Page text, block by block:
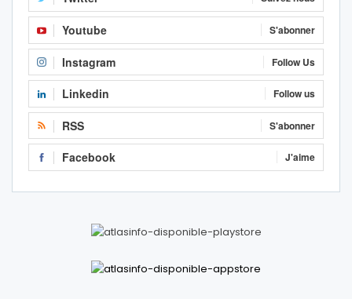
Youtube S'abonner
Instagram Follow Us
Linkedin Follow us
RSS S'abonner
Facebook J'aime